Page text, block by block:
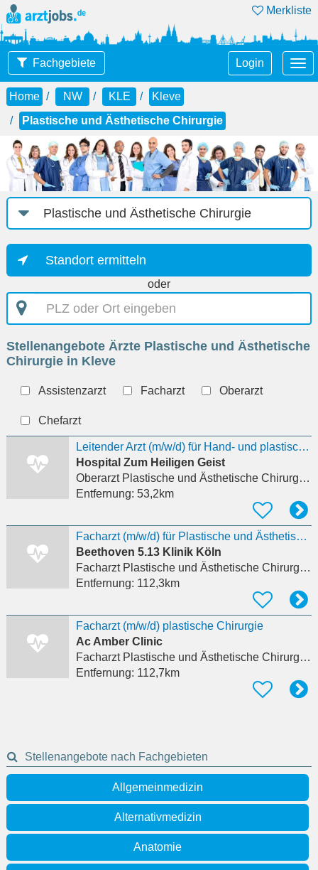
Merkliste
Fachgebiete Login
Home NW KLE
Kleve
Plastische und Ästhetische Chirurgie
Job-
Kategorie
Standort ermitteln
oder
PLZ
oder
eingeben
Stellenangebote Ärzte Plastische und Ästhetische
Chirurgie in Kleve
Assistenzarzt Facharzt Oberarzt
Chefarzt
Leitender Arzt (m/w/d) für Hand- und plastische Chirurgie
Hospital Zum Heiligen Geist
Oberarzt Plastische und Ästhetische Chirurgie
Entfernung: 53,2km
Facharzt (m/w/d) für Plastische und Ästhetische Chirurgie
Beethoven 5.13 Klinik Köln
Facharzt Plastische und Ästhetische Chirurgie
Entfernung: 112,3km
Facharzt (m/w/d) plastische Chirurgie
Ac Amber Clinic
Facharzt Plastische und Ästhetische Chirurgie
Entfernung: 112,7km
Stellenangebote nach Fachgebieten
Allgemeinmedizin
Alternativmedizin
Anatomie